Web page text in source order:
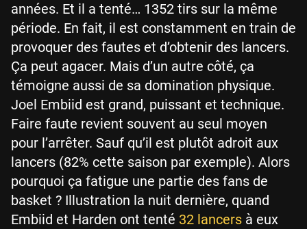
années. Et il a tenté… 1352 tirs sur la même
période. En fait, il est constamment en train de
provoquer des fautes et d’obtenir des lancers.
Ça peut agacer. Mais d’un autre côté, ça
témoigne aussi de sa domination physique.
Joel Embiid est grand, puissant et technique.
Faire faute revient souvent au seul moyen
pour l’arrêter. Sauf qu’il est plutôt adroit aux
lancers (82% cette saison par exemple). Alors
pourquoi ça fatigue une partie des fans de
basket ? Illustration la nuit dernière, quand
Embiid et Harden ont tenté 32 lancers à eux